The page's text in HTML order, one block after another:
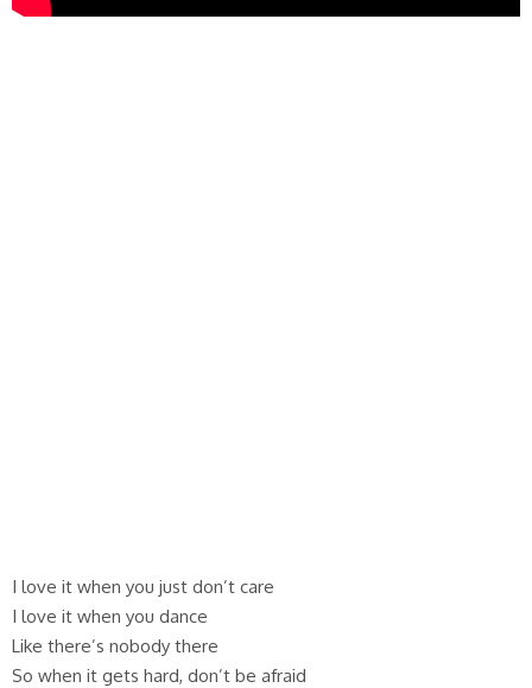
I love it when you just don’t care
I love it when you dance
Like there’s nobody there
So when it gets hard, don’t be afraid